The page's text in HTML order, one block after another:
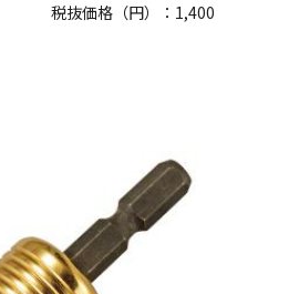
税抜価格（円）：1,400